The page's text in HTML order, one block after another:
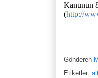
Kanunun
(http://
Gönderen
Etiketler: